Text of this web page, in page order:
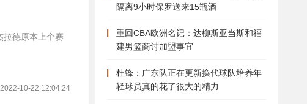
2022-10-22 12:04:24
隔离9小时保罗送来15瓶酒
重回CBA欧洲名记：达柳斯亚当斯和福
建男篮商讨加盟事宜
杜锋：广东队正在更新换代球队培养年
轻球员真的花了很大的精力